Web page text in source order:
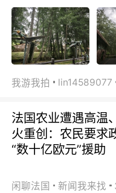
我游我拍 lin14589077
法国农业遭遇高温
火重创：农民要求
“数十亿欧元”援助
闲聊法国 新闻我来找